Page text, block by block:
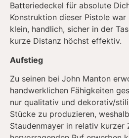
Batteriedeckel für absolute
Konstruktion dieser Pistole
klein, handlich, sicher in der
kurze Distanz höchst effektiv.
Aufstieg
Zu seinen bei John Manton
handwerklichen Fähigkeiten
nur qualitativ und dekorativ/
Stücke zu produzieren,
Staudenmayer in relativ kurzer